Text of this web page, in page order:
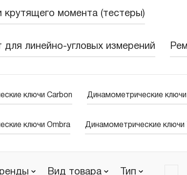
крутящего момента (тестеры)
для линейно-угловых измерений
ключи Carbon Динамометрические
ключи Ombra Динамометрические ключи
Вид товара Тип